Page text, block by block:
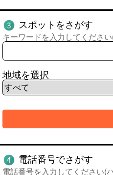
スポットをさがす
キーワードを入力してくださ
地域を選択
電話番号でさがす
電話番号を入力してください(